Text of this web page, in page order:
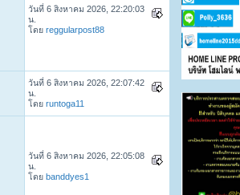
วันที่ 6 สิงหาคม 2026, 22:20:03
น.
โดยreggularpost88
วันที่ 6 สิงหาคม 2026, 22:07:42
น.
โดยruntoga11
วันที่ 6 สิงหาคม 2026, 22:05:08
น.
โดยbanddyes1